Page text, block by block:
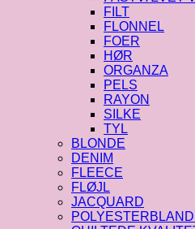
FILT
FLONNEL
FOER
HØR
ORGANZA
PELS
RAYON
SILKE
TYL
BLONDE
DENIM
FLEECE
FLØJL
JACQUARD